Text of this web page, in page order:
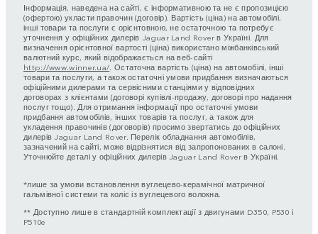
Інформація, наведена на сайті, є інформативною та не є пропозицією
(офертою) укласти правочин (договір). Вартість (ціна) на автомобілі,
інші товари та послуги є орієнтовною, не остаточною та потребує
уточнення у офіційних дилерів Jaguar Land Rover в Україні. Для
визначення орієнтовної вартості (ціна) використано міжбанківський
валютний курс, який відображається на веб-сайті
http://www.winner.ua/ . Остаточна вартість (ціна) на автомобілі, інші
товари та послуги, а також остаточні умови придбання визначаються
офіційними дилерами та сервісними станціями у відповідних
договорах з клієнтами (договорі купівлі-продажу, договорі про надання
послуг тощо). Для отримання інформації про остаточні умови
придбання автомобілів, інших товарів та послуг, а також для
укладення правочинів (договорів) просимо звертатись до офіційних
дилерів Jaguar Land Rover. Перелік обладнання автомобілів,
зазначений на сайті, може відрізнятися від запропонованих в салоні.
Уточнюйте деталі у офіційних дилерів Jaguar Land Rover в Україні.
*лише за умови встановлення вуглецево-керамічної матричної
гальмівної системи та коліс із вуглецевого волокна.
** Доступно лише в стандартній комплектації з двигунами D350, P530 і
P510e